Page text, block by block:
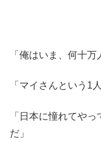
「俺はいま、何十万
「マイさんという1
「日本に憧れてや
だ」